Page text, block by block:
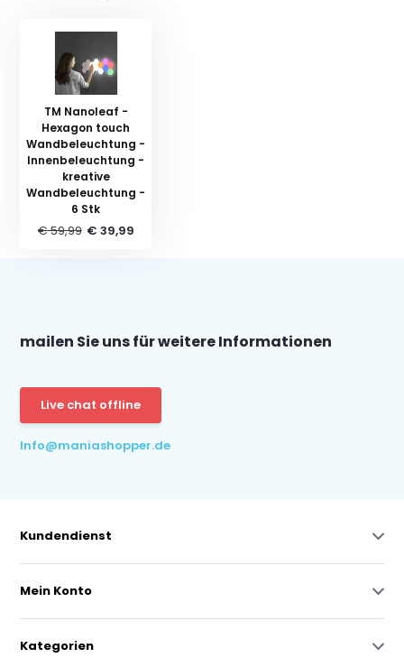
TM Nanoleaf -
Hexagon touch
Wandbeleuchtung -
Innenbeleuchtung -
kreative
Wandbeleuchtung -
6 Stk
€ 59,99 € 39,99
mailen Sie uns für weitere Informationen
Live chat offline
Info@maniashopper.de
Kundendienst
Mein Konto
Kategorien